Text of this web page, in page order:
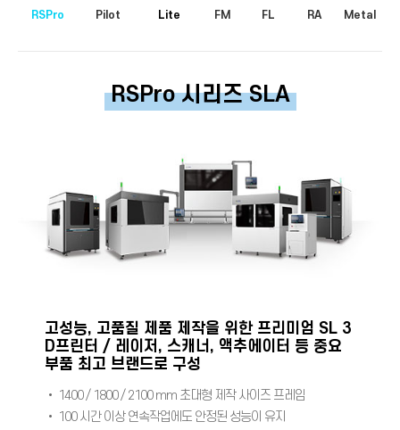
RSPro Pilot Lite FM FL RA Metal
RSPro 시리즈 SLA
고성능, 고품질 제품 제작을 위한 프리미엄 SL 3
D프린터 / 레이저, 스캐너, 액추에이터 등 중요
부품 최고 브랜드로 구성
• 1400 / 1800 / 2100 mm 초대형 제작 사이즈 프레임
• 100 시간 이상 연속작업에도 안정된 성능이 유지